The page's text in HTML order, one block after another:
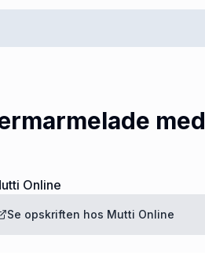
med
Online
Se opskriften hos Mutti Online